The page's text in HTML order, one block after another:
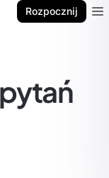
Rozpocznij